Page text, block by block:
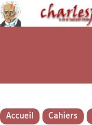
Accueil Cahiers